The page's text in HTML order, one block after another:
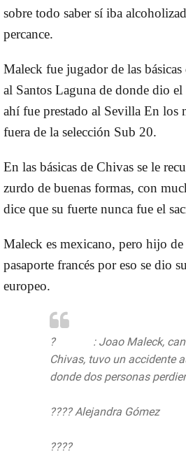
sobre todo saber sí iba
percance.
Maleck fue jugador de las
al Santos Laguna de donde dio
ahí fue prestado al Sevilla En los
fuera de la selección Sub 20.
En las básicas de Chivas se le
zurdo de buenas formas, con
dice que su fuerte nunca fue el
Maleck es mexicano, pero hijo de
pasaporte francés por eso se dio
europeo.
?#VIDEO : Joao Maleck,
Chivas, tuvo un accidente
donde dos personas
???? Alejandra Gómez
????